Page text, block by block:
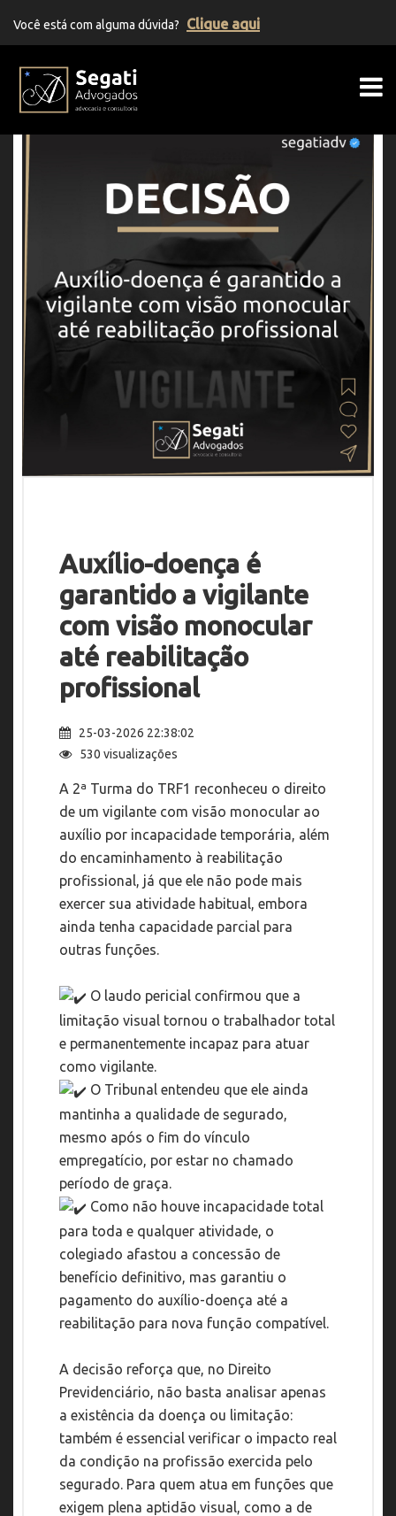
Você está com alguma dúvida? Clique aqui
Auxílio-doença é
garantido a vigilante
com visão monocular
até reabilitação
profissional
25-03-2026 22:38:02
530 visualizações
A 2ª Turma do TRF1 reconheceu o direito
de um vigilante com visão monocular ao
auxílio por incapacidade temporária, além
do encaminhamento à reabilitação
profissional, já que ele não pode mais
exercer sua atividade habitual, embora
ainda tenha capacidade parcial para
outras funções.
O laudo pericial confirmou que a
limitação visual tornou o trabalhador total
e permanentemente incapaz para atuar
como vigilante.
O Tribunal entendeu que ele ainda
mantinha a qualidade de segurado,
mesmo após o fim do vínculo
empregatício, por estar no chamado
período de graça.
Como não houve incapacidade total
para toda e qualquer atividade, o
colegiado afastou a concessão de
benefício definitivo, mas garantiu o
pagamento do auxílio-doença até a
reabilitação para nova função compatível.
A decisão reforça que, no Direito
Previdenciário, não basta analisar apenas
a existência da doença ou limitação:
também é essencial verificar o impacto real
da condição na profissão exercida pelo
segurado. Para quem atua em funções que
exigem plena aptidão visual, como a de